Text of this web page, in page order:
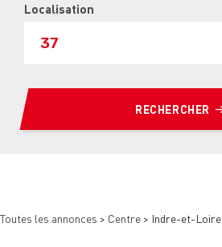
Localisation
RECHERCHER
Toutes les annonces > Centre > Indre-et-Loire